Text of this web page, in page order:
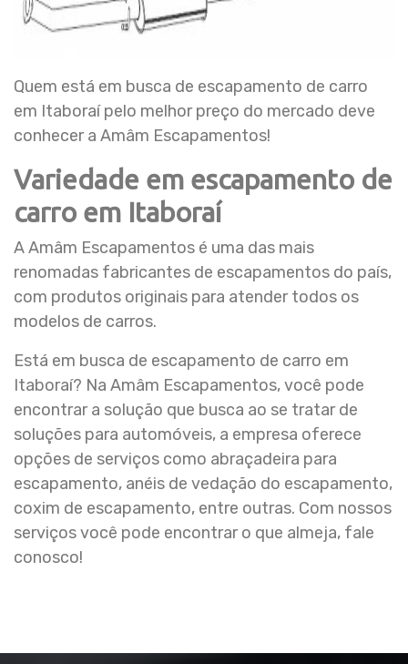
Quem está em busca de escapamento de carro
em Itaboraí pelo melhor preço do mercado deve
conhecer a Amâm Escapamentos!
Variedade em escapamento de
carro em Itaboraí
A Amâm Escapamentos é uma das mais
renomadas fabricantes de escapamentos do país,
com produtos originais para atender todos os
modelos de carros.
Está em busca de escapamento de carro em
Itaboraí? Na Amâm Escapamentos, você pode
encontrar a solução que busca ao se tratar de
soluções para automóveis, a empresa oferece
opções de serviços como abraçadeira para
escapamento, anéis de vedação do escapamento,
coxim de escapamento, entre outras. Com nossos
serviços você pode encontrar o que almeja, fale
conosco!